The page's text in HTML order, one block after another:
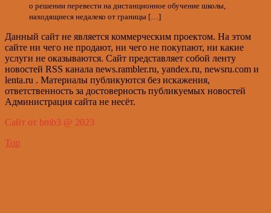
о решении перевести на дистанционное обучение школы,
находящиеся недалеко от границы […]
Данный сайт не является коммерческим проектом. На этом
сайте ни чего не продают, ни чего не покупают, ни какие
услуги не оказываются. Сайт представляет собой ленту
новостей RSS канала news.rambler.ru, yandex.ru, newsru.com и
lenta.ru . Материалы публикуются без искажения,
ответственность за достоверность публикуемых новостей
Администрация сайта не несёт.
Сайт от bmb3 @ 2023
Top